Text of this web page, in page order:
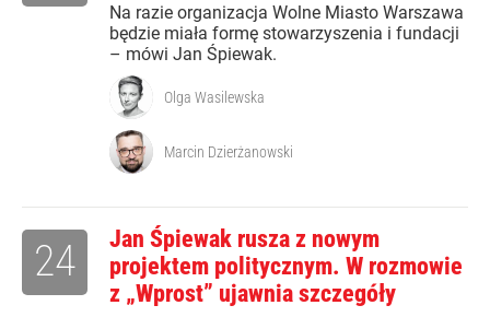
Na razie organizacja Wolne Miasto Warszawa
będzie miała formę stowarzyszenia i fundacji
– mówi Jan Śpiewak.
Olga Wasilewska
Marcin Dzierżanowski
Jan Śpiewak rusza z nowym
projektem politycznym. W rozmowie
z „Wprost” ujawnia szczegóły
24